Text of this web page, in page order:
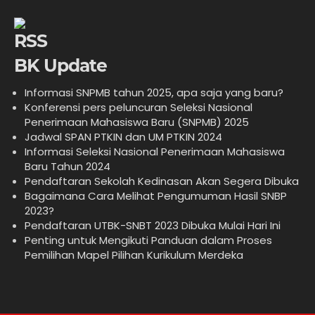
BK Update
Informasi SNPMB tahun 2025, apa saja yang baru?
Konferensi pers peluncuran Seleksi Nasional
Penerimaan Mahasiswa Baru (SNPMB) 2025
Jadwal SPAN PTKIN dan UM PTKIN 2024
Informasi Seleksi Nasional Penerimaan Mahasiswa
Baru Tahun 2024
Pendaftaran Sekolah Kedinasan Akan Segera Dibuka
Bagaimana Cara Melihat Pengumuman Hasil SNBP
2023?
Pendaftaran UTBK-SNBT 2023 Dibuka Mulai Hari Ini
Penting untuk Mengikuti Panduan dalam Proses
Pemilihan Mapel Pilihan Kurikulum Merdeka